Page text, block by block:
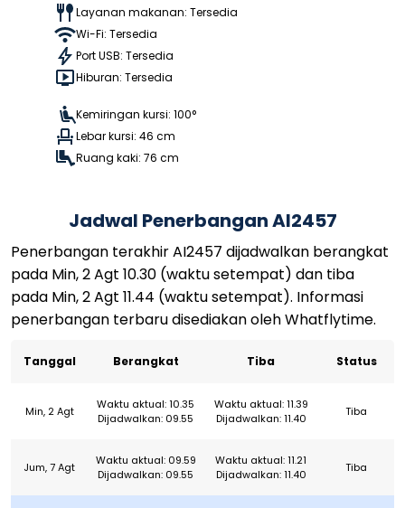
Layanan makanan: Tersedia
Wi-Fi: Tersedia
Port USB: Tersedia
Hiburan: Tersedia
Kemiringan kursi: 100°
Lebar kursi: 46 cm
Ruang kaki: 76 cm
Jadwal Penerbangan AI2457
Penerbangan terakhir AI2457 dijadwalkan berangkat
pada Min, 2 Agt 10.30 (waktu setempat) dan tiba
pada Min, 2 Agt 11.44 (waktu setempat). Informasi
penerbangan terbaru disediakan oleh Whatflytime.
Tanggal Berangkat Tiba Status
Min, 2 Agt
Waktu aktual: 10.35
Dijadwalkan: 09.55
Waktu aktual: 11.39
Dijadwalkan: 11.40
Tiba
Jum, 7 Agt
Waktu aktual: 09.59
Dijadwalkan: 09.55
Waktu aktual: 11.21
Dijadwalkan: 11.40
Tiba